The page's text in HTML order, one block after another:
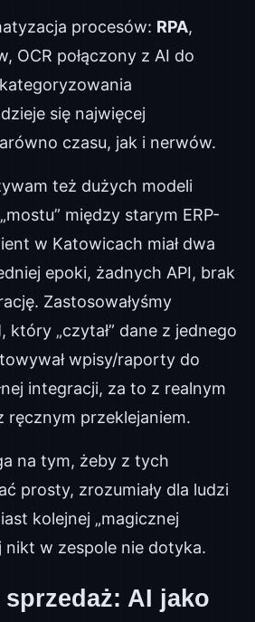
procesów: RPA,
OCR połączony z AI do
się najwięcej
czasu, jak i nerwów.
też dużych modeli
między starym ERP-
w Katowicach miał dwa
epoki, żadnych API, brak
Zastosowałyśmy
który „czytał” dane z jednego
wpisy/raporty do
integracji, za to z realnym
ręcznym przeklejaniem.
na tym, żeby z tych
prosty, zrozumiały dla ludzi
kolejnej „magicznej
nikt w zespole nie dotyka.
AI jako